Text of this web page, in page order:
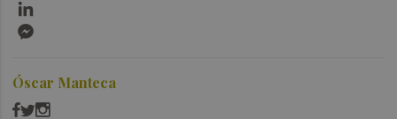
Óscar Manteca